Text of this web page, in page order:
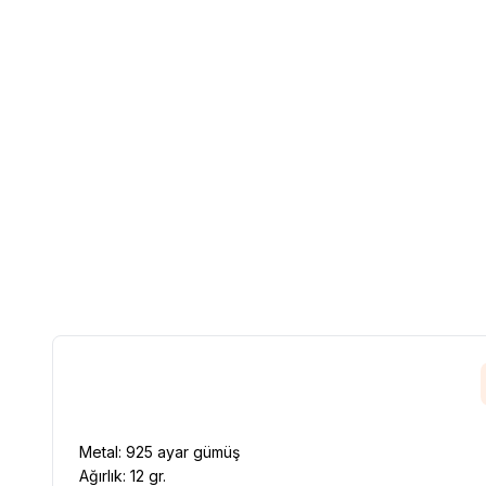
Metal: 925 ayar gümüş
Ağırlık: 12 gr.